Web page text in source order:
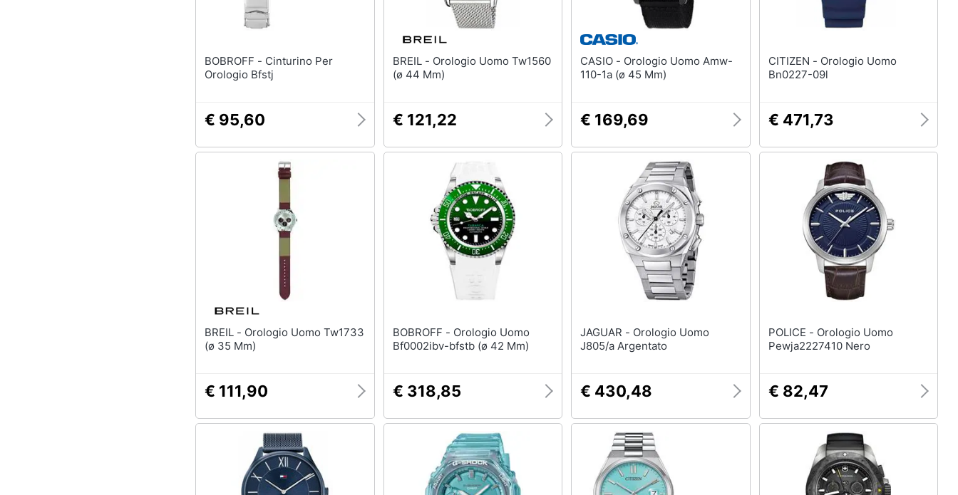
BOBROFF - Cinturino Per
Orologio Bfstj
€ 95,60
BREIL - Orologio Uomo Tw1560
(ø 44 Mm)
€ 121,22
CASIO - Orologio Uomo Amw-
110-1a (ø 45 Mm)
€ 169,69
CITIZEN - Orologio Uomo
Bn0227-09l
€ 471,73
BREIL - Orologio Uomo Tw1733
(ø 35 Mm)
€ 111,90
BOBROFF - Orologio Uomo
Bf0002ibv-bfstb (ø 42 Mm)
€ 318,85
JAGUAR - Orologio Uomo
J805/a Argentato
€ 430,48
POLICE - Orologio Uomo
Pewja2227410 Nero
€ 82,47